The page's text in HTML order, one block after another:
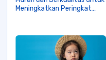
Meningkatkan Peringkat